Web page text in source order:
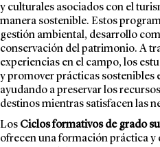
y culturales asociados con el
manera sostenible. Estos
gestión ambiental, desarrollo
conservación del patrimonio. A
experiencias en el campo, los
y promover prácticas sostenibles
ayudando a preservar los
destinos mientras satisfacen las
Los Ciclos formativos de grado
ofrecen una formación práctica y